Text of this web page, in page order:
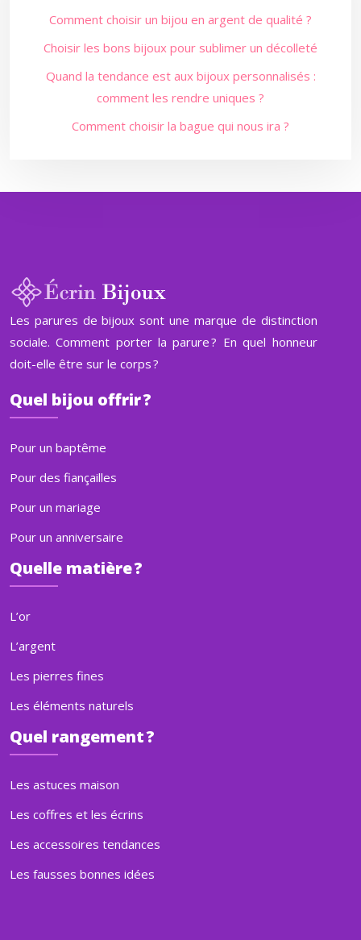
Comment choisir un bijou en argent de qualité ?
Choisir les bons bijoux pour sublimer un décolleté
Quand la tendance est aux bijoux personnalisés :
comment les rendre uniques ?
Comment choisir la bague qui nous ira ?
Les parures de bijoux sont une marque de distinction
sociale. Comment porter la parure ? En quel honneur
doit-elle être sur le corps ?
Quel bijou offrir ?
Pour un baptême
Pour des fiançailles
Pour un mariage
Pour un anniversaire
Quelle matière ?
L’or
L’argent
Les pierres fines
Les éléments naturels
Quel rangement ?
Les astuces maison
Les coffres et les écrins
Les accessoires tendances
Les fausses bonnes idées